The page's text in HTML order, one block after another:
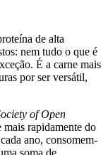
de alta
nem tudo o que é
É a carne mais
por ser versátil,
of Open
mais rapidamente do
ano, consomem-
soma de